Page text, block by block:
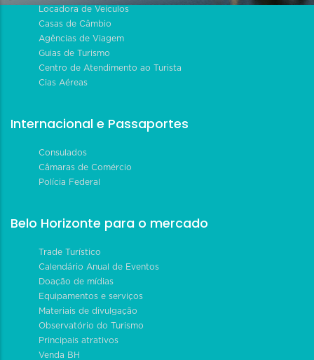
Locadora de Veículos
Casas de Câmbio
Agências de Viagem
Guias de Turismo
Centro de Atendimento ao Turista
Cias Aéreas
Internacional e Passaportes
Consulados
Câmaras de Comércio
Polícia Federal
Belo Horizonte para o mercado
Trade Turístico
Calendário Anual de Eventos
Doação de mídias
Equipamentos e serviços
Materiais de divulgação
Observatório do Turismo
Principais atrativos
Venda BH